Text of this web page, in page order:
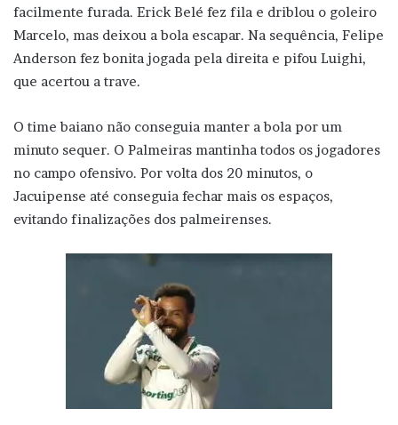
facilmente furada. Erick Belé fez fila e driblou o goleiro
Marcelo, mas deixou a bola escapar. Na sequência, Felipe
Anderson fez bonita jogada pela direita e pifou Luighi,
que acertou a trave.
O time baiano não conseguia manter a bola por um
minuto sequer. O Palmeiras mantinha todos os jogadores
no campo ofensivo. Por volta dos 20 minutos, o
Jacuipense até conseguia fechar mais os espaços,
evitando finalizações dos palmeirenses.